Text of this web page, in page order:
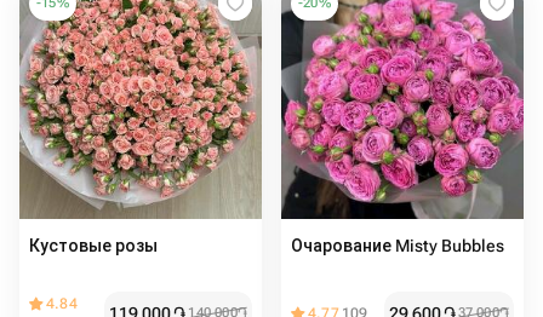
Кустовые розы
4.84
140 000֏
Очарование Misty Bubbles
4.77 109 37 000֏